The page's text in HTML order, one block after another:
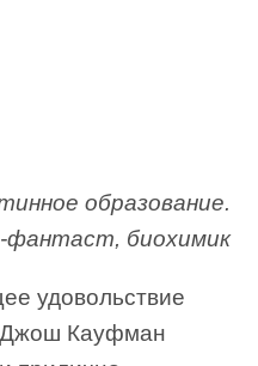
образование.
фантаст, биохимик
удовольствие
Джош Кауфман